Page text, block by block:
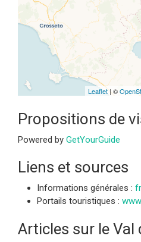
are
Leaflet| ©
Propositions de
Powered by GetYourGuide
Liens et sources
Informations générales :
Portails touristiques :
Articles sur le Val